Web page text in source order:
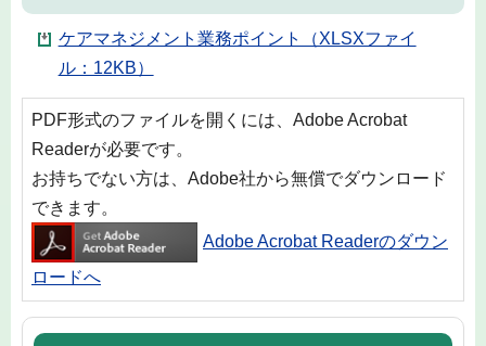
ケアマネジメント業務ポイント（XLSXファイ
ル：12KB）
PDF形式のファイルを開くには、Adobe Acrobat
Readerが必要です。
お持ちでない方は、Adobe社から無償でダウンロード
できます。
Adobe Acrobat Readerのダウン
ロードへ